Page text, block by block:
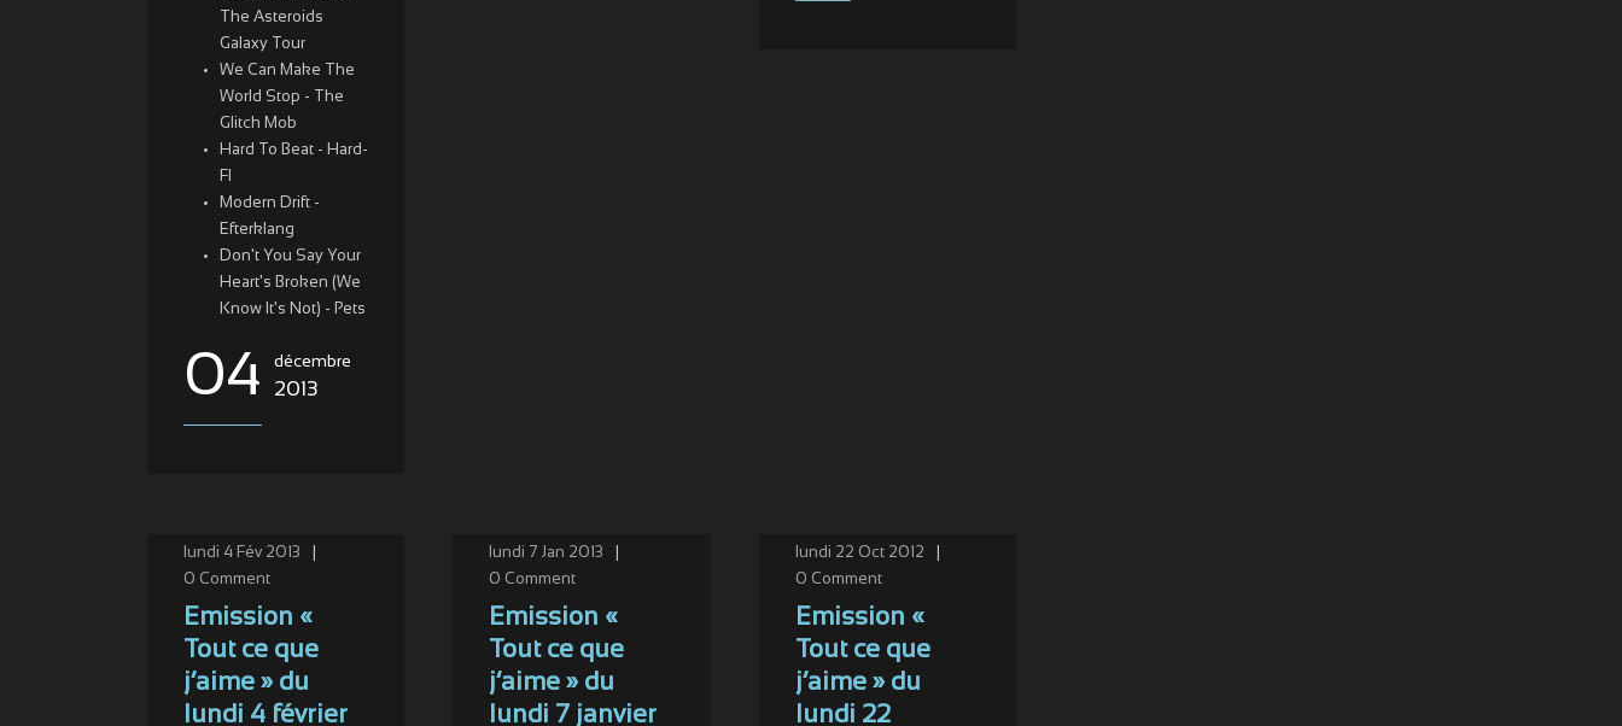
The Asteroids
Galaxy Tour
We Can Make The
World Stop - The
Glitch Mob
Hard To Beat - Hard-
FI
Modern Drift -
Efterklang
Don't You Say Your
Heart's Broken (We
Know It's Not) - Pets
04 décembre
2013
lundi 4 Fév 2013
0 Comment
Emission «
Tout ce que
j’aime » du
lundi 4 février
lundi 7 Jan 2013
0 Comment
Emission «
Tout ce que
j’aime » du
lundi 7 janvier
lundi 22 Oct 2012
0 Comment
Emission «
Tout ce que
j’aime » du
lundi 22